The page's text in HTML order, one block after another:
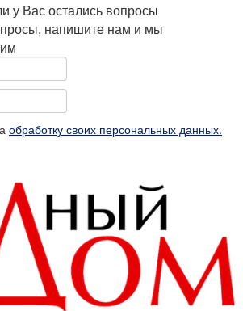
у Вас остались вопросы
напишите нам и мы
обработку своих персональных данных.